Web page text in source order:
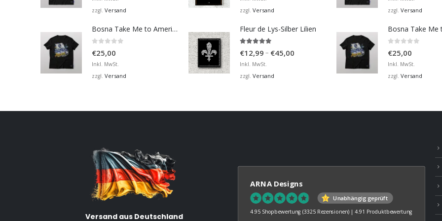
zzgl. Versand
Bosna Take Me to America Navijačka Majica 2
€25,00
Inkl. MwSt.
zzgl. Versand
zzgl. Versand
Fleur de Lys-Silber Lilien
€12,99 – €45,00
Inkl. MwSt.
zzgl. Versand
zzgl. Versand
€25,00
Inkl. MwSt.
zzgl. Versand
Versand aus Deutschland
ARNA Designs
Unabhängig geprüft
4.95 Shopbewertung (3325 Rezensionen) | 4.91 Produktbewertung